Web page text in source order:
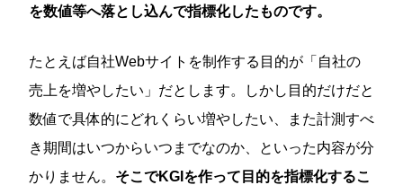
を数値等へ落とし込んで指標化したものです。
たとえば自社Webサイトを制作する目的が「自社の
売上を増やしたい」だとします。しかし目的だけだと
数値で具体的にどれくらい増やしたい、また計測すべ
き期間はいつからいつまでなのか、といった内容が分
かりません。 そこでKGIを作って目的を指標化するこ